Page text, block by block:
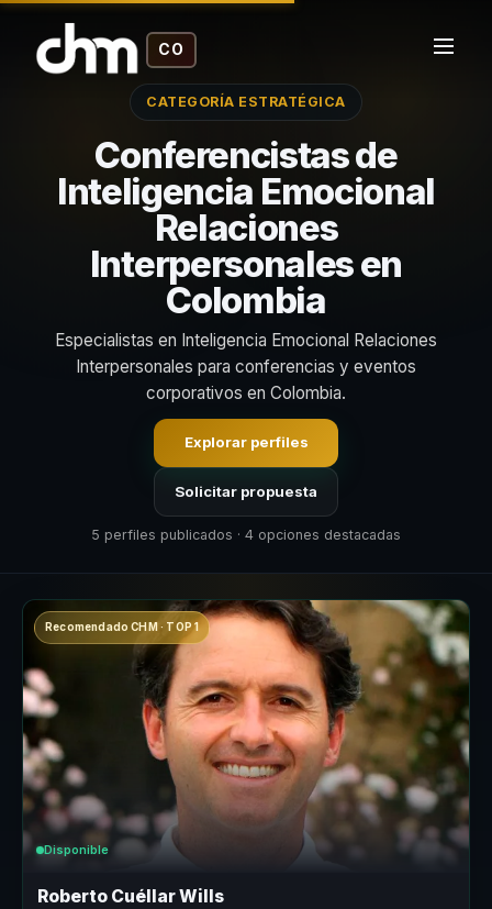
CO
CATEGORÍA ESTRATÉGICA
Conferencistas de
Inteligencia Emocional
Relaciones
Interpersonales en
Colombia
Especialistas en Inteligencia Emocional Relaciones
Interpersonales para conferencias y eventos
corporativos en Colombia.
Explorar perfiles
Solicitar propuesta
5 perfiles publicados · 4 opciones destacadas
Recomendado CHM · TOP 1
Disponible
Roberto Cuéllar Wills